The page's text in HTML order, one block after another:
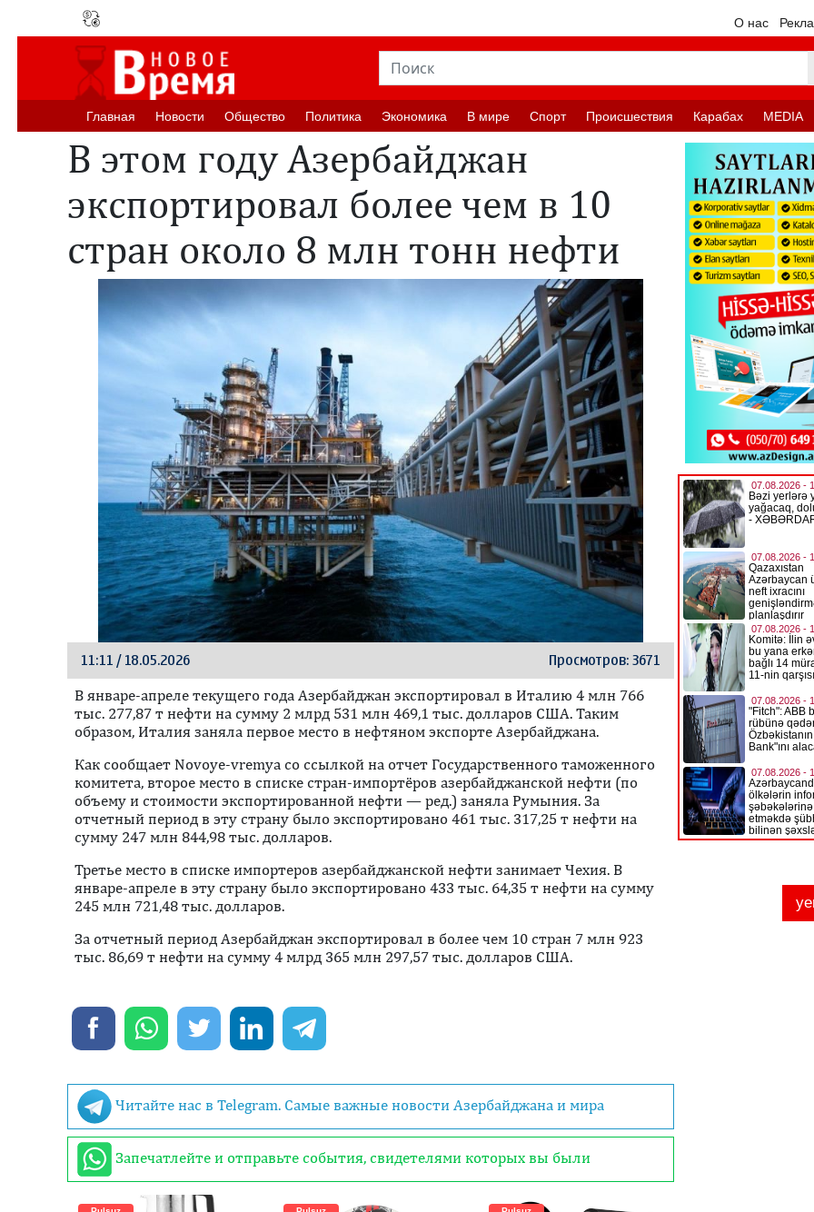
О нас
Главная Новости Oбщество Политика Экономика В мире Спорт Происшествия Карабах MEDIA
В этом году Азербайджан
экспортировал более чем в 10
стран около 8 млн тонн нефти
11:11 / 18.05.2026 Просмотров: 3671
В январе-апреле текущего года Азербайджан экспортировал в Италию 4 млн 766
тыс. 277,87 т нефти на сумму 2 млрд 531 млн 469,1 тыс. долларов США. Таким
образом, Италия заняла первое место в нефтяном экспорте Азербайджана.
Как сообщает Novoye-vremya со ссылкой на отчет Государственного таможенного
комитета, второе место в списке стран-импортёров азербайджанской нефти (по
объему и стоимости экспортированной нефти — ред.) заняла Румыния. За
отчетный период в эту страну было экспортировано 461 тыс. 317,25 т нефти на
сумму 247 млн 844,98 тыс. долларов.
Третье место в списке импортеров азербайджанской нефти занимает Чехия. В
январе-апреле в эту страну было экспортировано 433 тыс. 64,35 т нефти на сумму
245 млн 721,48 тыс. долларов.
За отчетный период Азербайджан экспортировал в более чем 10 стран 7 млн 923
тыс. 86,69 т нефти на сумму 4 млрд 365 млн 297,57 тыс. долларов США.
Читайте нас в Telegram. Самые важные новости Азербайджана и мира
Запечатлейте и отправьте события, свидетелями которых вы были